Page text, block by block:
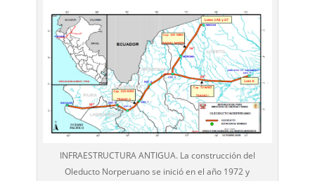
INFRAESTRUCTURA ANTIGUA. La construcción del
Oleducto Norperuano se inició en el año 1972 y